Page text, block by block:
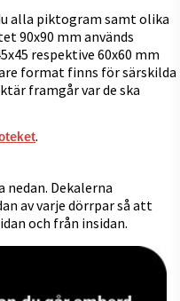
alla piktogram samt olika
90x90 mm används
respektive 60x60 mm
format finns för särskilda
framgår var de ska
.
nedan. Dekalerna
av varje dörrpar så att
och från insidan.